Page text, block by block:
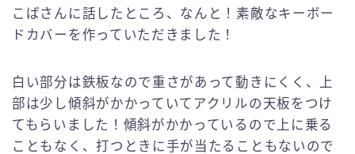
こばさんに話したところ、なんと！素敵なキーボー
ドカバーを作っていただきました！
白い部分は鉄板なので重さがあって動きにくく、上
部は少し傾斜がかかっていてアクリルの天板をつけ
てもらいました！傾斜がかかっているので上に乗る
こともなく、打つときに手が当たることもないので